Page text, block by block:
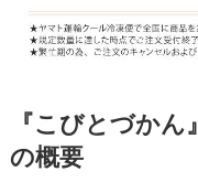
『こびとづか
の概要